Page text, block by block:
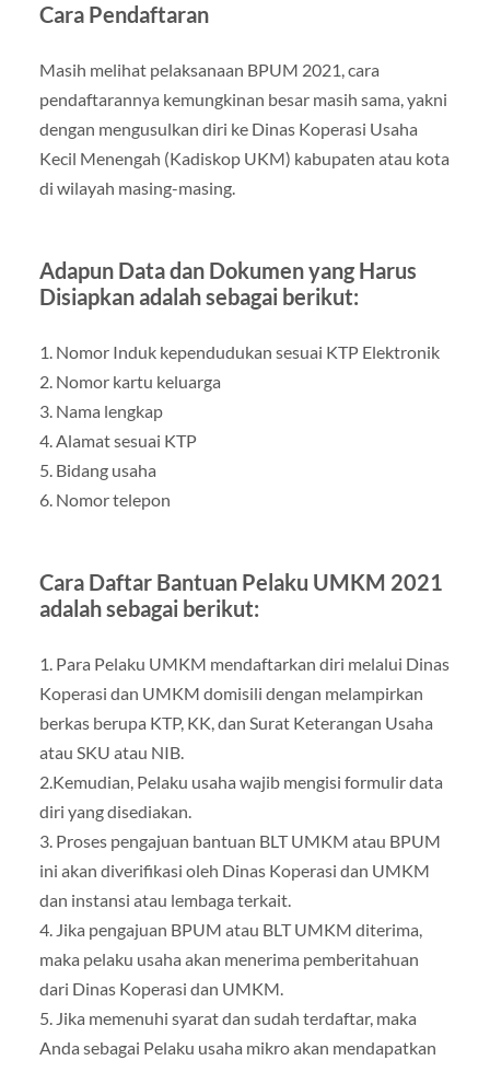
Cara Pendaftaran
Masih melihat pelaksanaan BPUM 2021, cara
pendaftarannya kemungkinan besar masih sama, yakni
dengan mengusulkan diri ke Dinas Koperasi Usaha
Kecil Menengah (Kadiskop UKM) kabupaten atau kota
di wilayah masing-masing.
Adapun Data dan Dokumen yang Harus
Disiapkan adalah sebagai berikut:
1. Nomor Induk kependudukan sesuai KTP Elektronik
2. Nomor kartu keluarga
3. Nama lengkap
4. Alamat sesuai KTP
5. Bidang usaha
6. Nomor telepon
Cara Daftar Bantuan Pelaku UMKM 2021
adalah sebagai berikut:
1. Para Pelaku UMKM mendaftarkan diri melalui Dinas
Koperasi dan UMKM domisili dengan melampirkan
berkas berupa KTP, KK, dan Surat Keterangan Usaha
atau SKU atau NIB.
2.Kemudian, Pelaku usaha wajib mengisi formulir data
diri yang disediakan.
3. Proses pengajuan bantuan BLT UMKM atau BPUM
ini akan diverifikasi oleh Dinas Koperasi dan UMKM
dan instansi atau lembaga terkait.
4. Jika pengajuan BPUM atau BLT UMKM diterima,
maka pelaku usaha akan menerima pemberitahuan
dari Dinas Koperasi dan UMKM.
5. Jika memenuhi syarat dan sudah terdaftar, maka
Anda sebagai Pelaku usaha mikro akan mendapatkan